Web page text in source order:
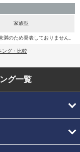
家族型
のため発表しておりません。
ング・比較
グ一覧